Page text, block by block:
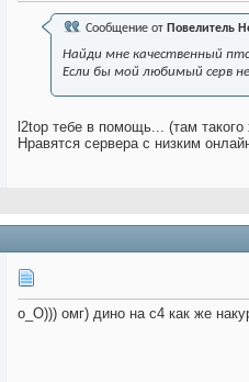
Сообщение от Пoвелитель
Найди мне качественный
Если бы мой любимый серв
l2top тебе в помощь... (там такого
Нравятся сервера с низким
о_О))) омг) дино на с4 как же